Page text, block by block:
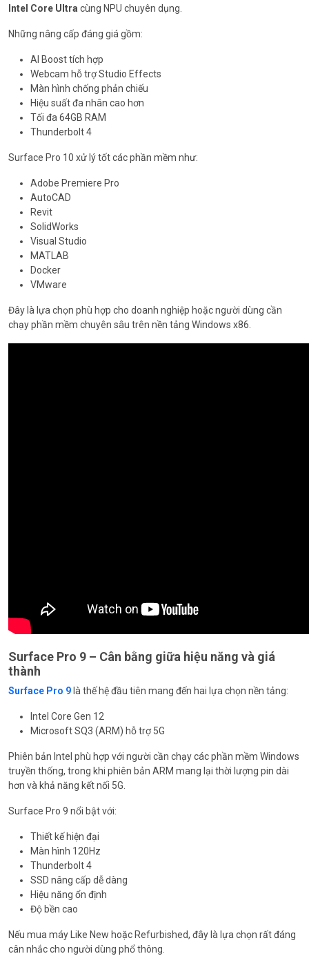
Intel Core Ultra cùng NPU chuyên dụng.
Những nâng cấp đáng giá gồm:
AI Boost tích hợp
Webcam hỗ trợ Studio Effects
Màn hình chống phản chiếu
Hiệu suất đa nhân cao hơn
Tối đa 64GB RAM
Thunderbolt 4
Surface Pro 10 xử lý tốt các phần mềm như:
Adobe Premiere Pro
AutoCAD
Revit
SolidWorks
Visual Studio
MATLAB
Docker
VMware
Đây là lựa chọn phù hợp cho doanh nghiệp hoặc người dùng cần
chạy phần mềm chuyên sâu trên nền tảng Windows x86.
Surface Pro 9 – Cân bằng giữa hiệu năng và giá
thành
Surface Pro 9là thế hệ đầu tiên mang đến hai lựa chọn nền tảng:
Intel Core Gen 12
Microsoft SQ3 (ARM) hỗ trợ 5G
Phiên bản Intel phù hợp với người cần chạy các phần mềm Windows
truyền thống, trong khi phiên bản ARM mang lại thời lượng pin dài
hơn và khả năng kết nối 5G.
Surface Pro 9 nổi bật với:
Thiết kế hiện đại
Màn hình 120Hz
Thunderbolt 4
SSD nâng cấp dễ dàng
Hiệu năng ổn định
Độ bền cao
Nếu mua máy Like New hoặc Refurbished, đây là lựa chọn rất đáng
cân nhắc cho người dùng phổ thông.